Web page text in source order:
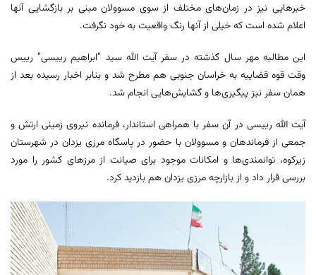
خبرهایی نیز در زمان‌های مختلف از سوی مسوولان مبنی بر بازگشایی آنها
اعلام شده است که خیلی از آنها رنگ واقعیت به خود نگرفت.
این مطالبه مهر سال گذشته در سفر آیت الله سید “ابراهیم رییسی” رییس
وقت قوه قضاییه به خراسان جنوبی هم مطرح شد و بنابر اخبار رسیده بعد از
همان سفر نیز پیگیری‌ها و گشایش‌هایی انجام شد.
آیت الله رییسی در آن سفر با همراهی استاندار، فرمانده نیروی زمینی ارتش و
جمعی از فرماندهان و مسوولان با حضور در پاسگاه‌ مرزی یزدان در شهرستان
زیرکوه، توانمندی‌ها و امکانات موجود برای صیانت از مرزهای کشور را مورد
بررسی قرار داد و از بازارچه مرزی یزدان هم بازدید کرد.